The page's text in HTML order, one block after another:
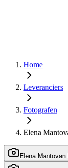
Home
Leveranciers
Fotografen
Elena
Elena Mantovan